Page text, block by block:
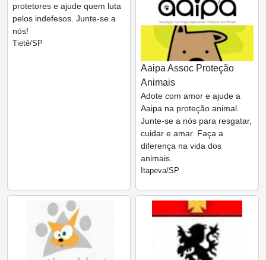
protetores e ajude quem luta
pelos indefesos. Junte-se a
nós!
Tietê/SP
Aaipa Assoc Proteção
Animais
Adote com amor e ajude a
Aaipa na proteção animal.
Junte-se a nós para resgatar,
cuidar e amar. Faça a
diferença na vida dos
animais.
Itapeva/SP